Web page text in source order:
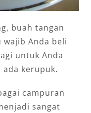
buah tangan
Anda beli
untuk Anda
kerupuk.
campuran
sangat